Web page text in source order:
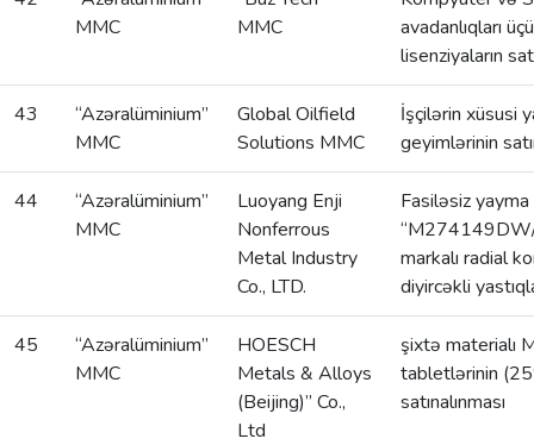
MMC
MMC
avadanlıqları
lisenziyaların
43
“Azəralüminium”
MMC
Global Oilfield
Solutions MMC
İşçilərin xüsusi
geyimlərinin
44
“Azəralüminium”
MMC
Luoyang Enji
Nonferrous
Metal Industry
Co., LTD.
Fasiləsiz
markalı radial
diyircəkli
45
“Azəralüminium”
MMC
HOESCH
Metals & Alloys
(Beijing)” Co.,
Ltd
şixtə materialı
tabletlərinin
satınalınması